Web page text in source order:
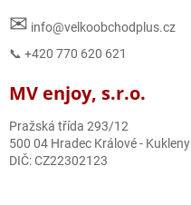
✉ info@velkoobchodplus.cz
📞 +420 770 620 621
MV enjoy, s.r.o.
Pražská třída 293/12
500 04 Hradec Králové - Kukleny
DIČ: CZ22302123